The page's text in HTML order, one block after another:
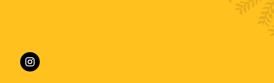
Follow XR Butte on
on